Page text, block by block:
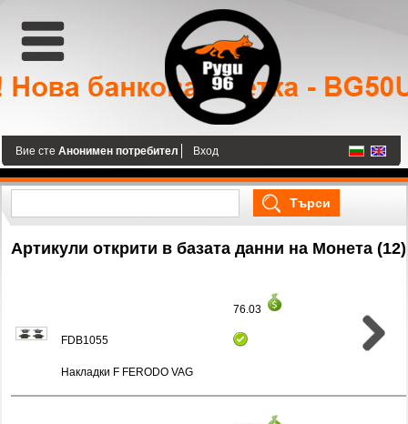
Вие сте Анонимен потребител Вход
Артикули открити в базата данни на Монета (12)
76.03
FDB1055
Накладки F FERODO VAG